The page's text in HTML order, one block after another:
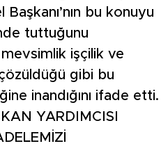
Başkanı’nın bu konuyu
tuttuğunu
işçilik ve
gibi bu
inandığını ifade etti.
YARDIMCISI